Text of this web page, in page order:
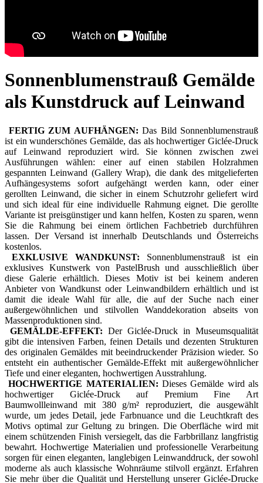
Sonnenblumenstrauß Gemälde
als Kunstdruck auf Leinwand
FERTIG ZUM AUFHÄNGEN: Das Bild Sonnenblumenstrauß
ist ein wunderschönes Gemälde, das als hochwertiger Giclée-Druck
auf Leinwand reproduziert wird. Sie können zwischen zwei
Ausführungen wählen: einer auf einen stabilen Holzrahmen
gespannten Leinwand (Gallery Wrap), die dank des mitgelieferten
Aufhängesystems sofort aufgehängt werden kann, oder einer
gerollten Leinwand, die sicher in einem Schutzrohr geliefert wird
und sich ideal für eine individuelle Rahmung eignet. Die gerollte
Variante ist preisgünstiger und kann helfen, Kosten zu sparen, wenn
Sie die Rahmung bei einem örtlichen Fachbetrieb durchführen
lassen. Der Versand ist innerhalb Deutschlands und Österreichs
kostenlos.
EXKLUSIVE WANDKUNST: Sonnenblumenstrauß ist ein
exklusives Kunstwerk von PastelBrush und ausschließlich über
diese Galerie erhältlich. Dieses Motiv ist bei keinem anderen
Anbieter von Wandkunst oder Leinwandbildern erhältlich und ist
damit die ideale Wahl für alle, die auf der Suche nach einer
außergewöhnlichen und stilvollen Wanddekoration abseits von
Massenproduktionen sind.
GEMÄLDE-EFFEKT: Der Giclée-Druck in Museumsqualität
gibt die intensiven Farben, feinen Details und dezenten Strukturen
des originalen Gemäldes mit beeindruckender Präzision wieder. So
entsteht ein authentischer Gemälde-Effekt mit außergewöhnlicher
Tiefe und einer eleganten, hochwertigen Ausstrahlung.
HOCHWERTIGE MATERIALIEN: Dieses Gemälde wird als
hochwertiger Giclée-Druck auf Premium Fine Art
Baumwollleinwand mit 380 g/m² reproduziert, die ausgewählt
wurde, um jedes Detail, jede Farbnuance und die Leuchtkraft des
Motivs optimal zur Geltung zu bringen. Die Oberfläche wird mit
einem schützenden Finish versiegelt, das die Farbbrillanz langfristig
bewahrt. Hochwertige Materialien und professionelle Verarbeitung
sorgen für einen eleganten, langlebigen Leinwanddruck, der sowohl
moderne als auch klassische Wohnräume stilvoll ergänzt. Erfahren
Sie mehr über die Qualität und Herstellung unserer Giclée-Drucke